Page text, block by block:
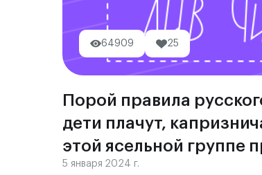
64909 25
Порой правила
дети плачут,
этой ясельной
5 января 2024 г.